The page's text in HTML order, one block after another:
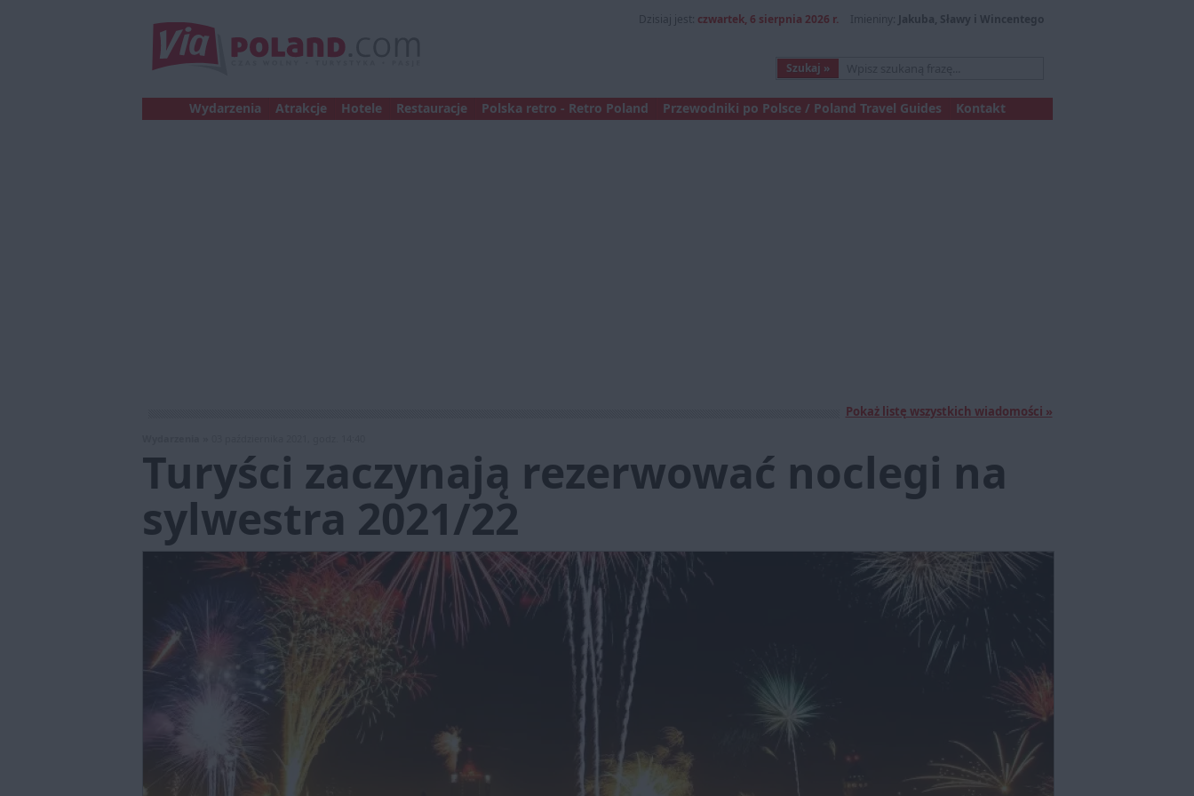
Dzisiaj jest: czwartek, 6 sierpnia 2026 r. Imieniny: Jakuba, Sławy i Wincentego
Wydarzenia Atrakcje Hotele Restauracje Polska retro - Retro Poland Przewodniki po Polsce / Poland Travel Guides Kontakt
Pokaż listę wszystkich wiadomości »
Turyści zaczynają rezerwować noclegi na
sylwestra 2021/22